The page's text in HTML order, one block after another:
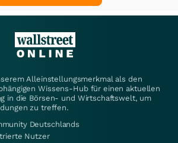
Alleinstellungsmerkmal als den
Wissens-Hub für einen aktuellen
in die Börsen- und Wirtschaftswelt, um
zu treffen.
Deutschlands
Nutzer